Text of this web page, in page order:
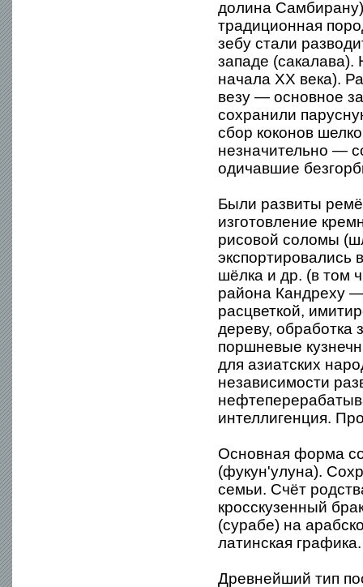
долина
традиционная
зебу стали
западе (сакалава).
начала XX века).
везу — основное
сохранили
сбор коконов
незначительно —
одичавшие
Были развиты
изготовление
рисовой соломы
экспортировались
шёлка и др. (в том
района Кандреху
расцветкой,
дереву, обработка
поршневые
для азиатских
независимости
интеллигенция.
Основная форма
(фукун'улуна).
семьи. Счёт
кросскузенный
(сурабе) на
латинская графика.
Древнейший тип